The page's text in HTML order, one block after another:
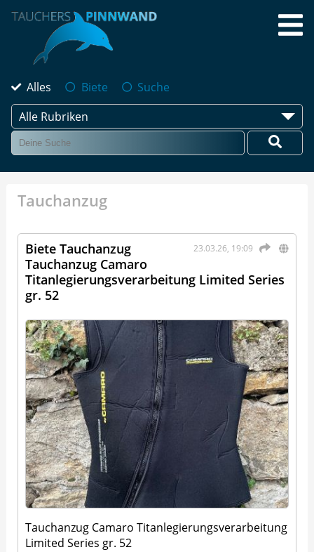
Alles Biete
Suche
Alle Rubriken
Tauchanzug
23.03.26, 19:09
Biete Tauchanzug
Tauchanzug Camaro
Titanlegierungsverarbeitung Limited Series
gr. 52
Tauchanzug Camaro Titanlegierungsverarbeitung
Limited Series gr. 52